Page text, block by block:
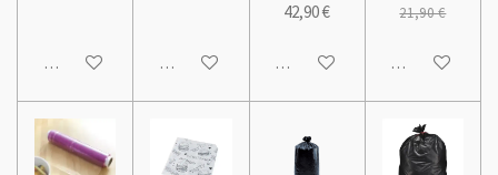
Ajouter au panier Ajouter au panier
42,90 €
Ajouter au panier
21,90 €
Ajouter au